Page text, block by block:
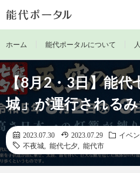
ホーム 能代ポータルについて
【8月2・3日】能代
城」が運行される
2023.07.30 2023.07.29
イベ
不夜城
能代七夕 能代市